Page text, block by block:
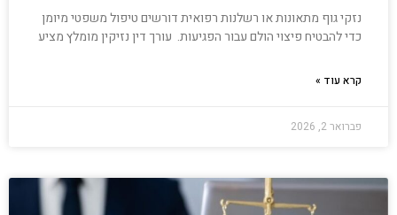
נזקי גוף מתאונות או רשלנות רפואית דורשים טיפול משפטי מיומן
כדי להבטיח פיצוי הולם עבור הפגיעות. עורך דין נזיקין מומלץ מציע
קרא עוד »
פברואר 2, 2026